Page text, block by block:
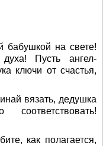
бабушкой на свете!
Пусть ангел-
ключи от счастья,
вязать, дедушка
как полагается,